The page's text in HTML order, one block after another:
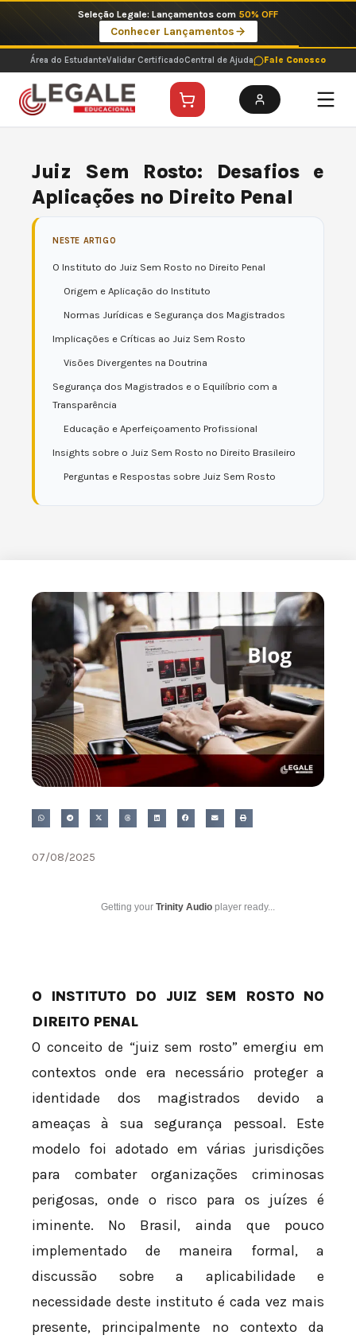
o
conteúdo
Seleção Legale: Lançamentos com 50% OFF
Conhecer Lançamentos
Área do EstudanteValidar CertificadoCentral de Ajuda Fale Conosco
Juiz Sem Rosto: Desafios e
Aplicações no Direito Penal
NESTE ARTIGO
O Instituto do Juiz Sem Rosto no Direito Penal
Origem e Aplicação do Instituto
Normas Jurídicas e Segurança dos Magistrados
Implicações e Críticas ao Juiz Sem Rosto
Visões Divergentes na Doutrina
Segurança dos Magistrados e o Equilíbrio com a
Transparência
Educação e Aperfeiçoamento Profissional
Insights sobre o Juiz Sem Rosto no Direito Brasileiro
Perguntas e Respostas sobre Juiz Sem Rosto
07/08/2025
Getting your Trinity Audio player ready...
O INSTITUTO DO JUIZ SEM ROSTO NO
DIREITO PENAL
O conceito de “juiz sem rosto” emergiu em
contextos onde era necessário proteger a
identidade dos magistrados devido a
ameaças à sua segurança pessoal. Este
modelo foi adotado em várias jurisdições
para combater organizações criminosas
perigosas, onde o risco para os juízes é
iminente. No Brasil, ainda que pouco
implementado de maneira formal, a
discussão sobre a aplicabilidade e
necessidade deste instituto é cada vez mais
presente, principalmente no contexto da